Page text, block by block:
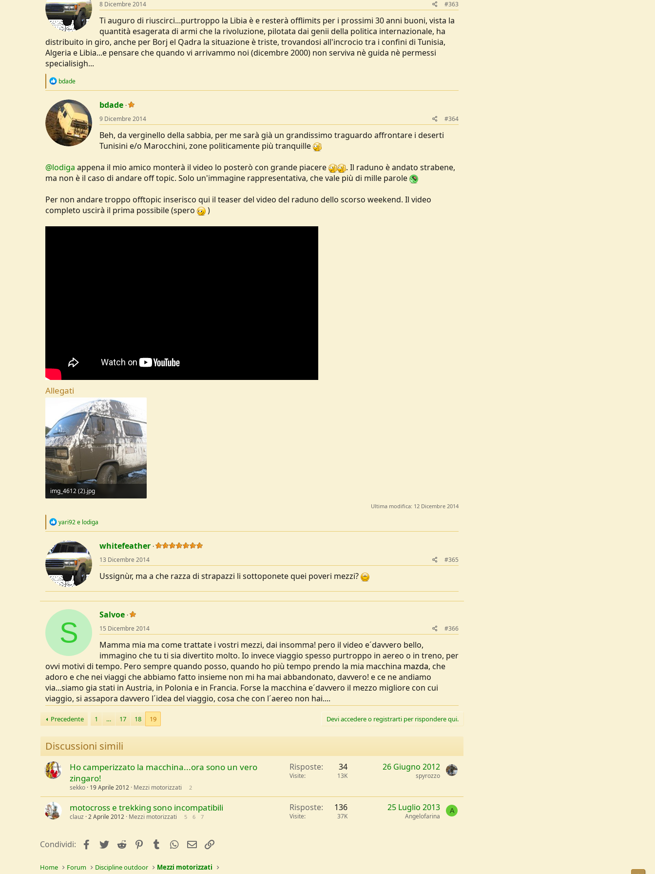
8 Dicembre 2014 #363
Ti auguro di riuscirci...purtroppo la Libia è e resterà offlimits per i prossimi 30 anni buoni, vista la
quantità esagerata di armi che la rivoluzione, pilotata dai genii della politica internazionale, ha
distribuito in giro, anche per Borj el Qadra la situazione è triste, trovandosi all'incrocio tra i confini di Tunisia,
Algeria e Libia...e pensare che quando vi arrivammo noi (dicembre 2000) non serviva nè guida nè permessi
specialisigh...
R
c
t
i
o
n
s
bdade
bdade
9 Dicembre 2014 #364
Beh, da verginello della sabbia, per me sarà già un grandissimo traguardo affrontare i deserti
Tunisini e/o Marocchini, zone politicamente più tranquille
@lodiga appena il mio amico monterà il video lo posterò con grande piacere
. Il raduno è andato strabene,
ma non è il caso di andare off topic. Solo un'immagine rappresentativa, che vale più di mille parole
Per non andare troppo offtopic inserisco qui il teaser del video del raduno dello scorso weekend. Il video
completo uscirà il prima possibile (spero
)
Allegati
img_4612 (2).jpg
Ultima modifica: 12 Dicembre 2014
R
c
t
i
o
n
s
:
yari92e lodiga
whitefeather
13 Dicembre 2014 #365
Ussignùr, ma a che razza di strapazzi li sottoponete quei poveri mezzi?
S
Salvoe
15 Dicembre 2014 #366
Mamma mia ma come trattate i vostri mezzi, dai insomma! pero il video e´davvero bello,
immagino che tu ti sia divertito molto. Io invece viaggio spesso purtroppo in aereo o in treno, per
ovvi motivi di tempo. Pero sempre quando posso, quando ho più tempo prendo la mia macchina mazda, che
adoro e che nei viaggi che abbiamo fatto insieme non mi ha mai abbandonato, davvero! e ce ne andiamo
via...siamo gia stati in Austria, in Polonia e in Francia. Forse la macchina e´davvero il mezzo migliore con cui
viaggio, si assapora davvero l´idea del viaggio, cosa che con l´aereo non hai....
Precedente 1 … 17 18 19 Devi accedere o registrarti per rispondere qui.
Discussioni simili
Ho camperizzato la macchina...ora sono un vero
zingaro!
sekko 19 Aprile 2012 Mezzi motorizzati 2
Risposte 34
Visite 13K
26 Giugno 2012
spyrozzo
motocross e trekking sono incompatibili
clauz 2 Aprile 2012 Mezzi motorizzati 5 6 7
Risposte 136
Visite 37K
25 Luglio 2013
Angelofarina
A
Condividi: facebookTwitterReddit PinterestTumblrWhatsApp
e-mail
Home Forum Discipline outdoor
Mezzi motorizzati